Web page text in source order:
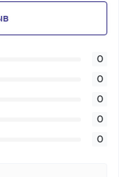
0
0
0
0
0